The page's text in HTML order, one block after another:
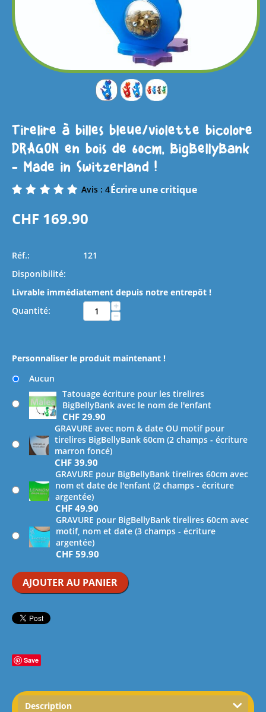
Tirelire à billes bleue/violette bicolore
DRAGON en bois de 60cm, BigBellyBank
- Made in Switzerland !
Avis : 4Écrire une critique
CHF 169.90
Réf.:
121
Disponibilité:
Livrable immédiatement depuis notre entrepôt !
Quantité:
+
−
Personnaliser le produit maintenant !
Aucun
Tatouage écriture pour les tirelires
BigBellyBank avec le nom de l'enfant
CHF 29.90
GRAVURE avec nom & date OU motif pour
tirelires BigBellyBank 60cm (2 champs - écriture
marron foncé)
CHF 39.90
GRAVURE pour BigBellyBank tirelires 60cm avec
nom et date de l'enfant (2 champs - écriture
argentée)
CHF 49.90
GRAVURE pour BigBellyBank tirelires 60cm avec
motif, nom et date (3 champs - écriture
argentée)
CHF59.90
AJOUTER AU PANIER
Save
Description